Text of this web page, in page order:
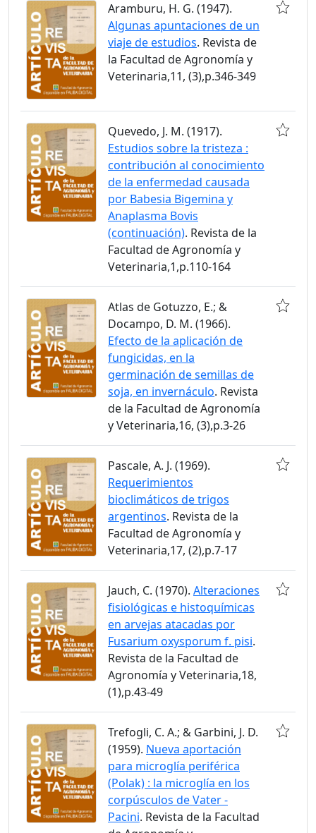
Aramburu, H. G. (1947).
Algunas apuntaciones de un
viaje de estudios. Revista de
la Facultad de Agronomía y
Veterinaria,11, (3),p.346-349
Quevedo, J. M. (1917).
Estudios sobre la tristeza :
contribución al conocimiento
de la enfermedad causada
por Babesia Bigemina y
Anaplasma Bovis
(continuación). Revista de la
Facultad de Agronomía y
Veterinaria,1,p.110-164
Atlas de Gotuzzo, E.; &
Docampo, D. M. (1966).
Efecto de la aplicación de
fungicidas, en la
germinación de semillas de
soja, en invernáculo. Revista
de la Facultad de Agronomía
y Veterinaria,16, (3),p.3-26
Pascale, A. J. (1969).
Requerimientos
bioclimáticos de trigos
argentinos. Revista de la
Facultad de Agronomía y
Veterinaria,17, (2),p.7-17
Jauch, C. (1970). Alteraciones
fisiológicas e histoquímicas
en arvejas atacadas por
Fusarium oxysporum f. pisi.
Revista de la Facultad de
Agronomía y Veterinaria,18,
(1),p.43-49
Trefogli, C. A.; & Garbini, J. D.
(1959). Nueva aportación
para microglía periférica
(Polak) : la microglía en los
corpúsculos de Vater -
Pacini. Revista de la Facultad